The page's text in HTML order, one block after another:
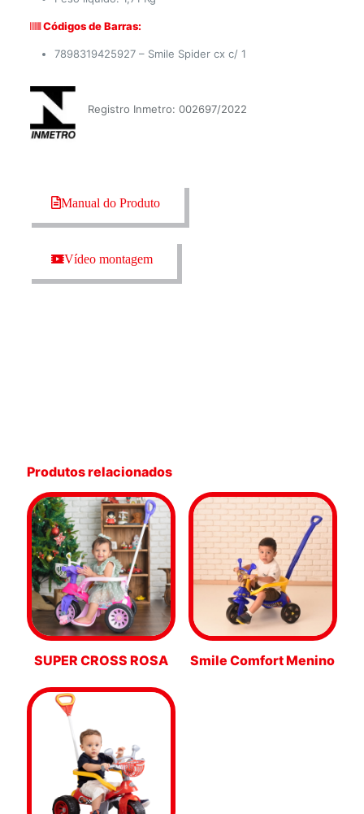
Códigos de Barras:
7898319425927 – Smile Spider cx c/ 1
Registro Inmetro: 002697/2022
Manual do Produto
Vídeo montagem
Produtos relacionados
SUPER CROSS ROSA Smile Comfort Menino